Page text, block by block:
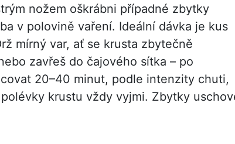
nožem oškrábni případné zbytky
v polovině vaření. Ideální dávka je kus
mírný var, ať se krusta zbytečně
zavřeš do čajového sítka – po
20–40 minut, podle intenzity chuti,
krustu vždy vyjmi. Zbytky